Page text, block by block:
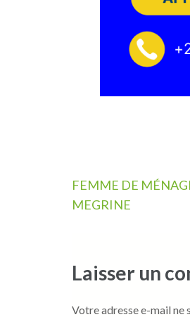
Navigation
de
FEMME DE
MEGRINE
Laisser un
Votre adresse e-mail ne